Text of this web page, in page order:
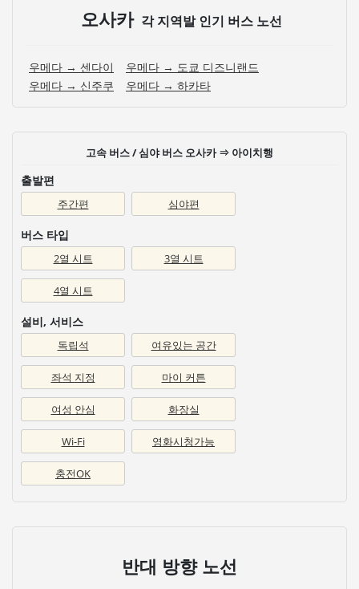
오사카 각 지역발 인기 버스 노선
우메다 → 센다이
우메다 → 도쿄 디즈니랜드
우메다 → 신주쿠
우메다 → 하카타
고속 버스 / 심야 버스 오사카 ⇒ 아이치행
출발편
주간편 심야편
버스 타입
2열 시트 3열 시트
4열 시트
설비, 서비스
독립석 여유있는 공간
좌석 지정 마이 커튼
여성 안심 화장실
Wi-Fi 영화시청가능
충전OK
반대 방향 노선